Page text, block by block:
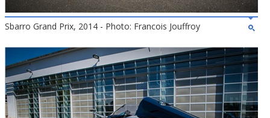
Sbarro Grand Prix, 2014 - Photo: Francois Jouffroy